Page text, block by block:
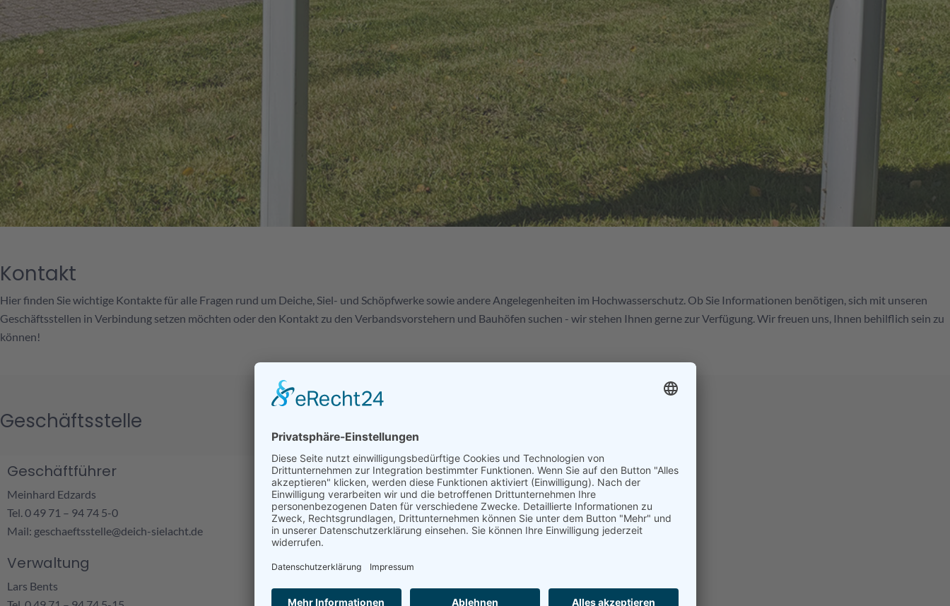
Kontakt
Hier finden Sie wichtige Kontakte für alle Fragen rund um Deiche, Siel- und Schöpfwerke sowie andere Angelegenheiten im Hochwasserschutz. Ob Sie Informationen benötigen, sich mit unseren
Geschäftsstellen in Verbindung setzen möchten oder den Kontakt zu den Verbandsvorstehern und Bauhöfen suchen - wir stehen Ihnen gerne zur Verfügung. Wir freuen uns, Ihnen behilflich sein zu
können!
Geschäftsstelle
Geschäftführer
Meinhard Edzards
Tel. 0 49 71 – 94 74 5-0
Mail: geschaeftsstelle@deich-sielacht.de
Verwaltung
Lars Bents